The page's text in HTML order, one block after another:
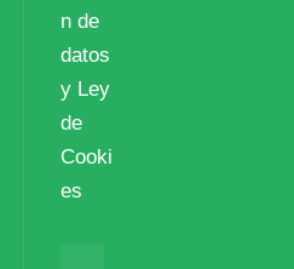
n de
datos
y Ley
de
Cooki
es